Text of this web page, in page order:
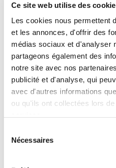
Ce site web utilise des
Les cookies nous permettent
et les annonces, d'offrir des
médias sociaux et d'analyser
partageons également des
notre site avec nos
publicité et d'analyse, qui
avec d'autres informations
ou qu'ils ont collectées lors
Nécessaires
garantissant des sites web
personnalisés sans effort
Exemple d’utilisation
Les utilisateurs
qualité depuis la
importent leurs propres